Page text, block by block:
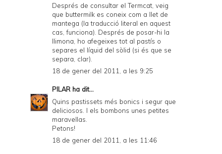
Després de consultar el Termcat, veig
que buttermilk es coneix com a llet de
mantega (la traducció literal en aquest
cas, funciona). Després de posar-hi la
llimona, ho afegeixes tot al pastís o
separes el líquid del sòlid (si és que se
separa, clar).
18 de gener del 2011, a les 9:25
PILAR ha dit...
Quins pastissets més bonics i segur que
deliciosos. I els bombons unes petites
maravellas.
Petons!
18 de gener del 2011, a les 11:46